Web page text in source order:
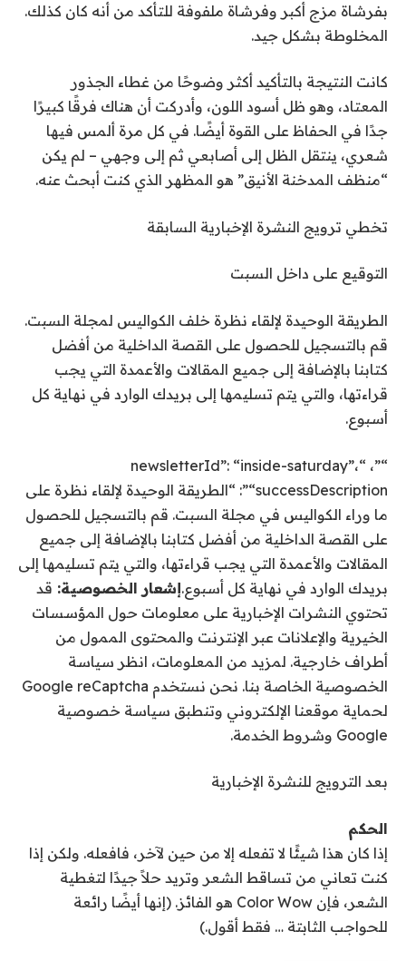
بفرشاة مزج أكبر وفرشاة ملفوفة للتأكد من أنه كان كذلك.
المخلوطة بشكل جيد.
كانت النتيجة بالتأكيد أكثر وضوحًا من غطاء الجذور
المعتاد، وهو ظل أسود اللون، وأدركت أن هناك فرقًا كبيرًا
جدًا في الحفاظ على القوة أيضًا. في كل مرة ألمس فيها
شعري، ينتقل الظل إلى أصابعي ثم إلى وجهي – لم يكن
“منظف المدخنة الأنيق” هو ​​المظهر الذي كنت أبحث عنه.
تخطي ترويج النشرة الإخبارية السابقة
التوقيع على داخل السبت
الطريقة الوحيدة لإلقاء نظرة خلف الكواليس لمجلة السبت.
قم بالتسجيل للحصول على القصة الداخلية من أفضل
كتابنا بالإضافة إلى جميع المقالات والأعمدة التي يجب
قراءتها، والتي يتم تسليمها إلى بريدك الوارد في نهاية كل
أسبوع.
“”، “newsletterId”: “inside-saturday”،
“successDescription”: “الطريقة الوحيدة لإلقاء نظرة على
ما وراء الكواليس في مجلة السبت. قم بالتسجيل للحصول
على القصة الداخلية من أفضل كتابنا بالإضافة إلى جميع
المقالات والأعمدة التي يجب قراءتها، والتي يتم تسليمها إلى
بريدك الوارد في نهاية كل أسبوع.إشعار الخصوصية: قد
تحتوي النشرات الإخبارية على معلومات حول المؤسسات
الخيرية والإعلانات عبر الإنترنت والمحتوى الممول من
أطراف خارجية. لمزيد من المعلومات، انظر سياسة
الخصوصية الخاصة بنا. نحن نستخدم Google reCaptcha
لحماية موقعنا الإلكتروني وتنطبق سياسة خصوصية
Google وشروط الخدمة.
بعد الترويج للنشرة الإخبارية
الحكم
إذا كان هذا شيئًا لا تفعله إلا من حين لآخر، فافعله. ولكن إذا
كنت تعاني من تساقط الشعر وتريد حلاً جيدًا لتغطية
الشعر، فإن Color Wow هو الفائز. (إنها أيضًا رائعة
للحواجب الثابتة … فقط أقول.)